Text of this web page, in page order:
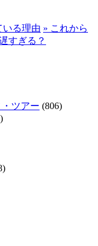
る理由 » これから
すぎる？
ツアー (806)